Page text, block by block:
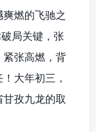
燃的飞驰之
局关键，张
张高燃，背
大年初三，
孜九龙的取